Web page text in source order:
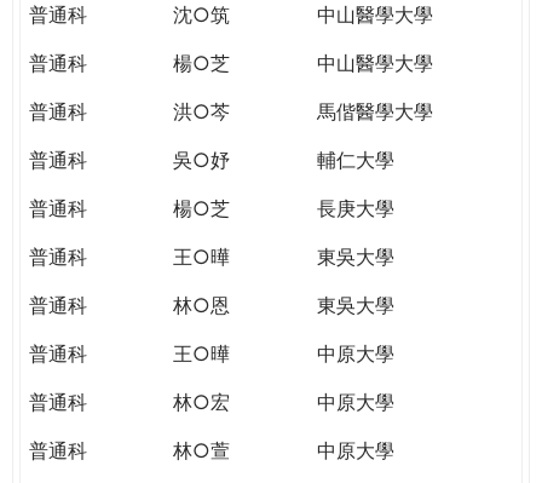
普通科
沈○筑
中山醫學大學
普通科
楊○芝
中山醫學大學
普通科
洪○芩
馬偕醫學大學
普通科
吳○妤
輔仁大學
普通科
楊○芝
長庚大學
普通科
王○曄
東吳大學
普通科
林○恩
東吳大學
普通科
王○曄
中原大學
普通科
林○宏
中原大學
普通科
林○萱
中原大學